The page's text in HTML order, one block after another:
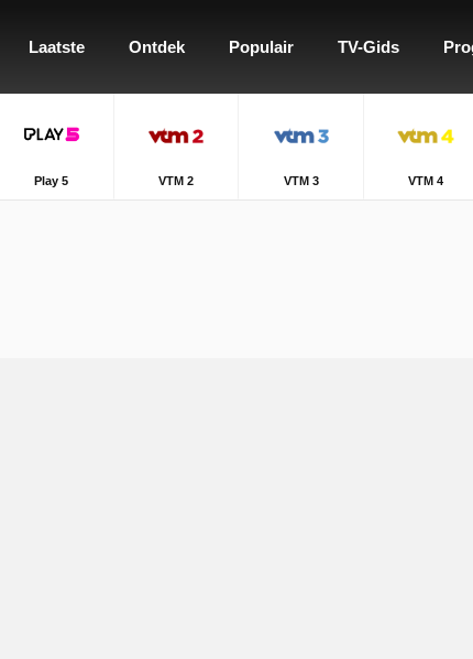
Laatste Ontdek Populair TV-Gids
Play 5 VTM 2 VTM 3 VTM 4